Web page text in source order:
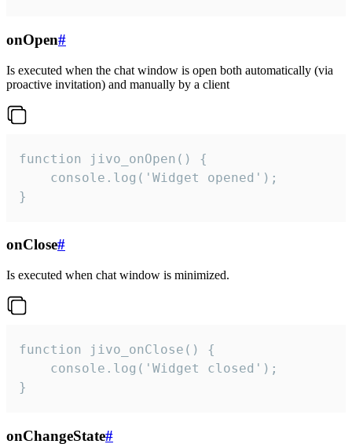
onOpen#
Is executed when the chat window is open both automatically (via
proactive invitation) and manually by a client
function jivo_onOpen() {
    console.log('Widget opened');
}
onClose#
Is executed when chat window is minimized.
function jivo_onClose() {
    console.log('Widget closed');
}
onChangeState#